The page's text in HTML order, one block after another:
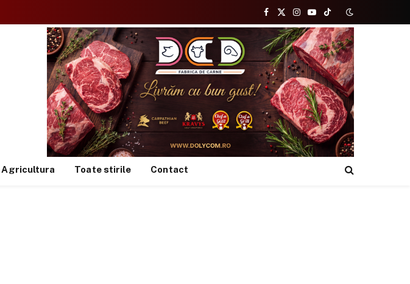
Facebook
X
(Twitter)
Instagram
YouTubeTikTok
Agricultura Toate stirile Contact